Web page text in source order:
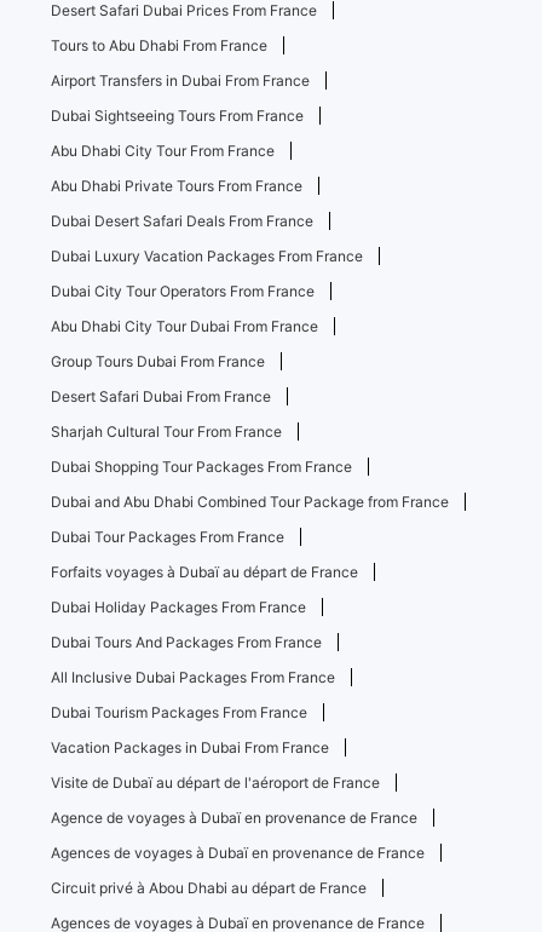
Desert Safari Dubai Prices From France
Tours to Abu Dhabi From France
Airport Transfers in Dubai From France
Dubai Sightseeing Tours From France
Abu Dhabi City Tour From France
Abu Dhabi Private Tours From France
Dubai Desert Safari Deals From France
Dubai Luxury Vacation Packages From France
Dubai City Tour Operators From France
Abu Dhabi City Tour Dubai From France
Group Tours Dubai From France
Desert Safari Dubai From France
Sharjah Cultural Tour From France
Dubai Shopping Tour Packages From France
Dubai and Abu Dhabi Combined Tour Package from France
Dubai Tour Packages From France
Forfaits voyages à Dubaï au départ de France
Dubai Holiday Packages From France
Dubai Tours And Packages From France
All Inclusive Dubai Packages From France
Dubai Tourism Packages From France
Vacation Packages in Dubai From France
Visite de Dubaï au départ de l'aéroport de France
Agence de voyages à Dubaï en provenance de France
Agences de voyages à Dubaï en provenance de France
Circuit privé à Abou Dhabi au départ de France
Agences de voyages à Dubaï en provenance de France